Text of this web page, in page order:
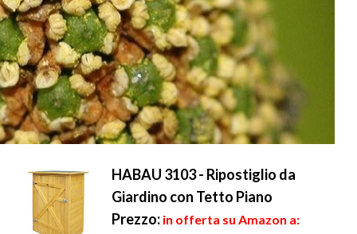
HABAU 3103 - Ripostiglio da
Giardino con Tetto Piano
Prezzo: in offerta su Amazon a: